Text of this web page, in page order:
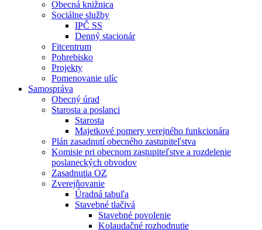
Obecná knižnica
Sociálne služby
IPČ SS
Denný stacionár
Fitcentrum
Pohrebisko
Projekty
Pomenovanie ulíc
Samospráva
Obecný úrad
Starosta a poslanci
Starosta
Majetkové pomery verejného funkcionára
Plán zasadnutí obecného zastupiteľstva
Komisie pri obecnom zastupiteľstve a rozdelenie
poslaneckých obvodov
Zasadnutia OZ
Zverejňovanie
Úradná tabuľa
Stavebné tlačivá
Stavebné povolenie
Kolaudačné rozhodnutie